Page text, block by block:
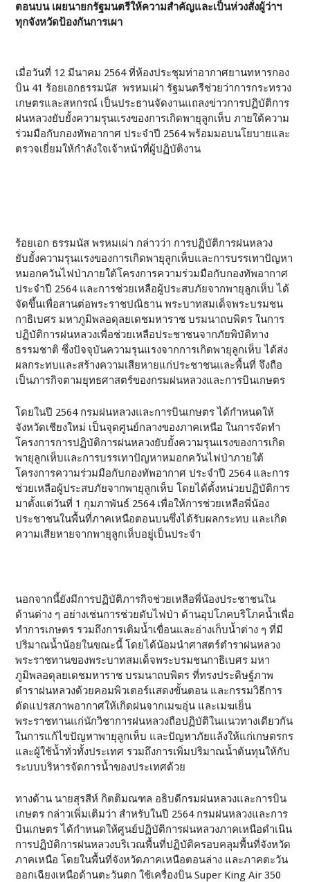
ตอนบน เผยนายกรัฐมนตรีให้ความสำคัญและเป็นห่วงสั่งผู้ว่าฯ
ทุกจังหวัดป้องกันการเผา
เมื่อวันที่ 12 มีนาคม 2564 ที่ห้องประชุมท่าอากาศยานทหารกอง
บิน 41 ร้อยเอกธรรมนัส พรหมเผ่า รัฐมนตรีช่วยว่าการกระทรวง
เกษตรและสหกรณ์ เป็นประธานจัดงานแถลงข่าวการปฏิบัติการ
ฝนหลวงยับยั้งความรุนแรงของการเกิดพายุลูกเห็บ ภายใต้ความ
ร่วมมือกับกองทัพอากาศ ประจำปี 2564 พร้อมมอบนโยบายและ
ตรวจเยี่ยมให้กำลังใจเจ้าหน้าที่ผู้ปฏิบัติงาน
ร้อยเอก ธรรมนัส พรหมเผ่า กล่าวว่า การปฏิบัติการฝนหลวง
ยับยั้งความรุนแรงของการเกิดพายุลูกเห็บและการบรรเทาปัญหา
หมอกควันไฟป่าภายใต้โครงการความร่วมมือกับกองทัพอากาศ
ประจำปี 2564 และการช่วยเหลือผู้ประสบภัยจากพายุลูกเห็บ ได้
จัดขึ้นเพื่อสานต่อพระราชปณิธาน พระบาทสมเด็จพระบรมชน
กาธิเบศร มหาภูมิพลอดุลยเดชมหาราช บรมนาถบพิตร ในการ
ปฏิบัติการฝนหลวงเพื่อช่วยเหลือประชาชนจากภัยพิบัติทาง
ธรรมชาติ ซึ่งปัจจุบันความรุนแรงจากการเกิดพายุลูกเห็บ ได้ส่ง
ผลกระทบและสร้างความเสียหายแก่ประชาชนและพื้นที่ จึงถือ
เป็นภารกิจตามยุทธศาสตร์ของกรมฝนหลวงและการบินเกษตร
โดยในปี 2564 กรมฝนหลวงและการบินเกษตร ได้กำหนดให้
จังหวัดเชียงใหม่ เป็นจุดศูนย์กลางของภาคเหนือ ในการจัดทำ
โครงการการปฏิบัติการฝนหลวงยับยั้งความรุนแรงของการเกิด
พายุลูกเห็บและการบรรเทาปัญหาหมอกควันไฟป่าภายใต้
โครงการความร่วมมือกับกองทัพอากาศ ประจำปี 2564 และการ
ช่วยเหลือผู้ประสบภัยจากพายุลูกเห็บ โดยได้ตั้งหน่วยปฏิบัติการ
มาตั้งแต่วันที่ 1 กุมภาพันธ์ 2564 เพื่อให้การช่วยเหลือพี่น้อง
ประชาชนในพื้นที่ภาคเหนือตอนบนซึ่งได้รับผลกระทบ และเกิด
ความเสียหายจากพายุลูกเห็บอยู่เป็นประจำ
นอกจากนี้ยังมีการปฏิบัติภารกิจช่วยเหลือพี่น้องประชาชนใน
ด้านต่าง ๆ อย่างเช่นการช่วยดับไฟป่า ด้านอุปโภคบริโภคน้ำเพื่อ
ทำการเกษตร รวมถึงการเติมน้ำเขื่อนและอ่างเก็บน้ำต่าง ๆ ที่มี
ปริมาณน้ำน้อยในขณะนี้ โดยได้น้อมนำศาสตร์ตำราฝนหลวง
พระราชทานของพระบาทสมเด็จพระบรมชนกาธิเบศร มหา
ภูมิพลอดุลยเดชมหาราช บรมนาถบพิตร ที่ทรงประดิษฐ์ภาพ
ตำราฝนหลวงด้วยคอมพิวเตอร์แสดงขั้นตอน และกรรมวิธีการ
ดัดแปรสภาพอากาศให้เกิดฝนจากเมฆอุ่น และเมฆเย็น
พระราชทานแก่นักวิชาการฝนหลวงถือปฏิบัติในแนวทางเดียวกัน
ในการแก้ไขปัญหาพายุลูกเห็บ และปัญหาภัยแล้งให้แก่เกษตรกร
และผู้ใช้น้ำทั่วทั้งประเทศ รวมถึงการเพิ่มปริมาณน้ำต้นทุนให้กับ
ระบบบริหารจัดการน้ำของประเทศด้วย
ทางด้าน นายสุรสีห์ กิตติมณฑล อธิบดีกรมฝนหลวงและการบิน
เกษตร กล่าวเพิ่มเติมว่า สำหรับในปี 2564 กรมฝนหลวงและการ
บินเกษตร ได้กำหนดให้ศูนย์ปฏิบัติการฝนหลวงภาคเหนือดำเนิน
การปฏิบัติการฝนหลวงบริเวณพื้นที่ปฏิบัติครอบคลุมพื้นที่จังหวัด
ภาคเหนือ โดยในพื้นที่จังหวัดภาคเหนือตอนล่าง และภาคตะวัน
ออกเฉียงเหนือด้านตะวันตก ใช้เครื่องบิน Super King Air 350